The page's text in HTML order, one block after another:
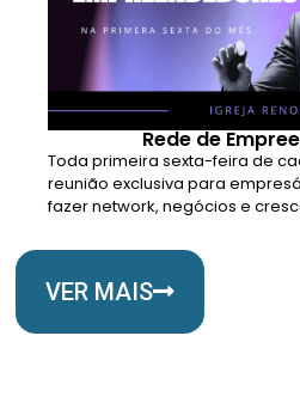
Rede de
Toda primeira sexta-feira de
reunião exclusiva para
fazer network, negócios e
VER MAIS